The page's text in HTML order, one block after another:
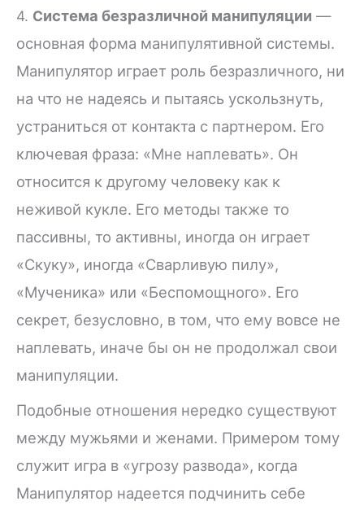
4. Система безразличной манипуляции —
основная форма манипулятивной системы.
Манипулятор играет роль безразличного, ни
на что не надеясь и пытаясь ускользнуть,
устраниться от контакта с партнером. Его
ключевая фраза: «Мне наплевать». Он
относится к другому человеку как к
неживой кукле. Его методы также то
пассивны, то активны, иногда он играет
«Скуку», иногда «Сварливую пилу»,
«Мученика» или «Беспомощного». Его
секрет, безусловно, в том, что ему вовсе не
наплевать, иначе бы он не продолжал свои
манипуляции.
Подобные отношения нередко существуют
между мужьями и женами. Примером тому
служит игра в «угрозу развода», когда
Манипулятор надеется подчинить себе